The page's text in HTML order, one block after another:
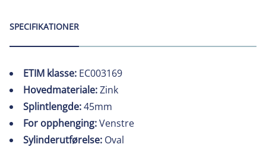
SPECIFIKATIONER
ETIM klasse: EC003169
Hovedmateriale:Zink
Splintlengde:45mm
For opphenging:Venstre
Sylinderutførelse: Oval